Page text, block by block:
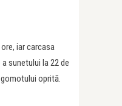
iar carcasa
sunetului la 22 de
oprită.